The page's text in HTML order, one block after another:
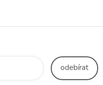
odebírat